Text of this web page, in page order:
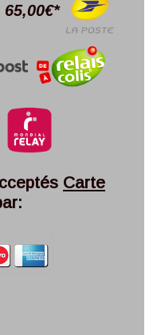
65,00€*
Carte